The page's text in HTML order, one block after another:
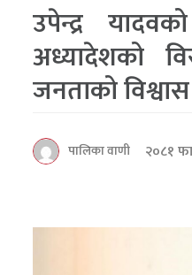
उपेन्द्र
अध्यादेशको
जनताको
पालिका वाणी
२०८१